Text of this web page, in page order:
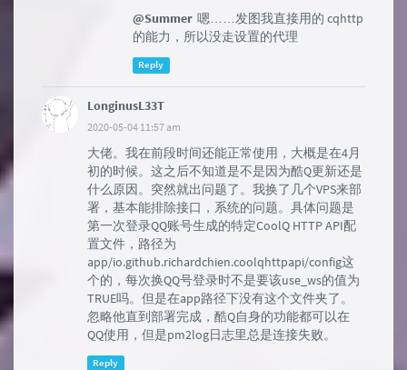
@Summer 嗯……发图我直接用的 cqhttp
的能力，所以没走设置的代理
Reply
LonginusL33T
2020-05-04 11:57 am
大佬。我在前段时间还能正常使用，大概是在4月
初的时候。这之后不知道是不是因为酷Q更新还是
什么原因。突然就出问题了。我换了几个VPS来部
署，基本能排除接口，系统的问题。具体问题是
第一次登录QQ账号生成的特定CoolQ HTTP API配
置文件，路径为
app/io.github.richardchien.coolqhttpapi/config这
个的，每次换QQ号登录时不是要该use_ws的值为
TRUE吗。但是在app路径下没有这个文件夹了。
忽略他直到部署完成，酷Q自身的功能都可以在
QQ使用，但是pm2log日志里总是连接失败。
Reply